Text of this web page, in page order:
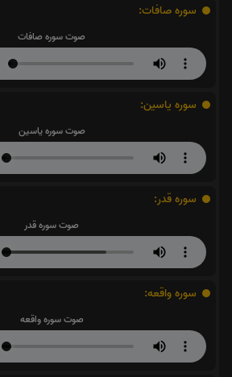
سوره صافات:
صوت سوره صافات
سوره یاسین:
صوت سوره یاسین
سوره قدر:
صوت سوره قدر
سوره واقعه:
صوت سوره واقعه